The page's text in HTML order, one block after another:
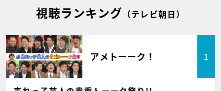
視聴ランキング （テレビ朝日）
アメトーーク！ 1